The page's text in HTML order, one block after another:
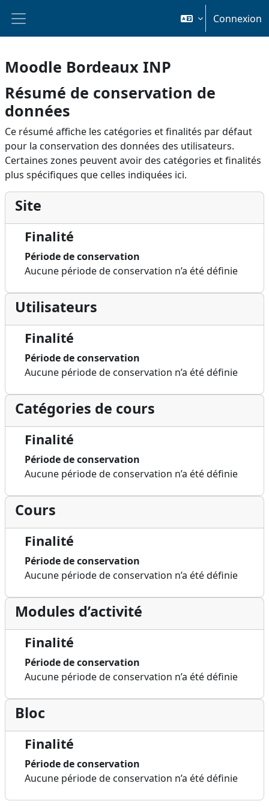
Panneau latéral
Connexion
Moodle Bordeaux INP
Résumé de conservation de
données
Ce résumé affiche les catégories et finalités par défaut
pour la conservation des données des utilisateurs.
Certaines zones peuvent avoir des catégories et finalités
plus spécifiques que celles indiquées ici.
Site
Finalité
Période de conservation
Aucune période de conservation n’a été définie
Utilisateurs
Finalité
Période de conservation
Aucune période de conservation n’a été définie
Catégories de cours
Finalité
Période de conservation
Aucune période de conservation n’a été définie
Cours
Finalité
Période de conservation
Aucune période de conservation n’a été définie
Modules d’activité
Finalité
Période de conservation
Aucune période de conservation n’a été définie
Bloc
Finalité
Période de conservation
Aucune période de conservation n’a été définie